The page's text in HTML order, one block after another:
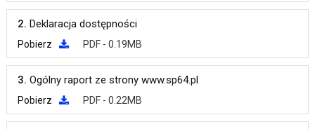
2. Deklaracja dostępności
Pobierz PDF - 0.19MB
3. Ogólny raport ze strony www.sp64.pl
Pobierz PDF - 0.22MB